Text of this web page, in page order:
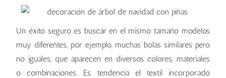
Un éxito seguro es buscar en el mismo tamaño modelos
muy diferentes, por ejemplo, muchas bolas similares pero
no iguales, que aparecen en diversos colores, materiales
o combinaciones. Es tendencia el textil incorporado